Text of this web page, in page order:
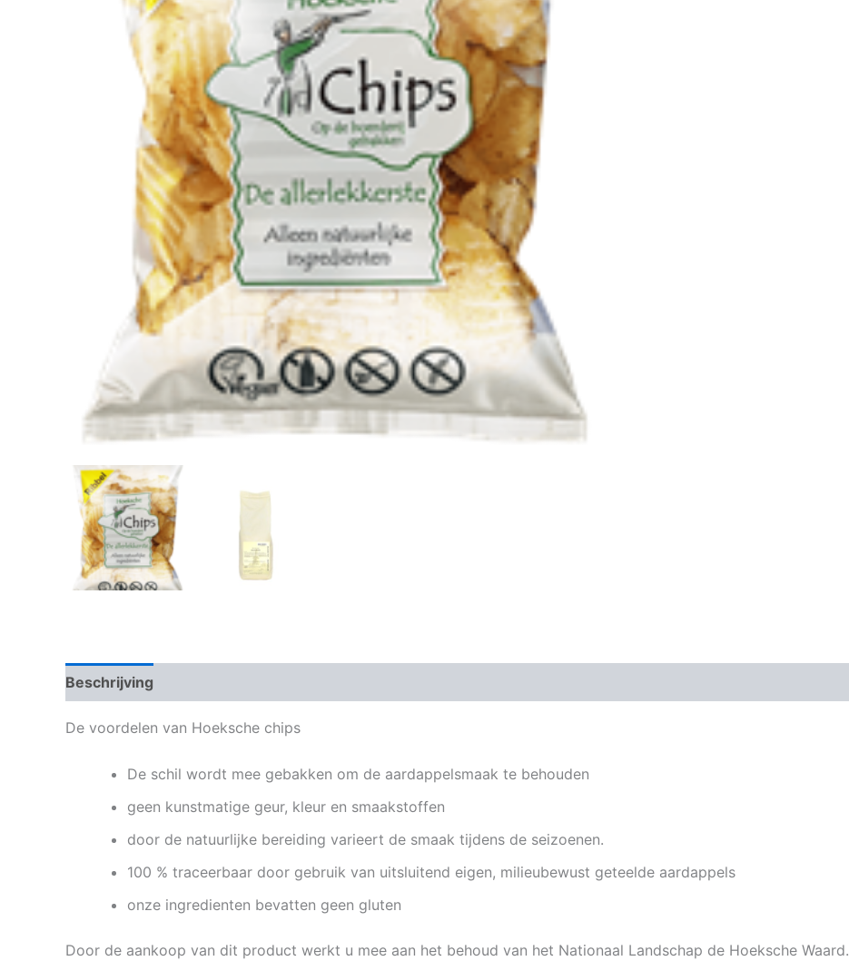
Beschrijving
De voordelen van Hoeksche chips
De schil wordt mee gebakken om de aardappelsmaak te behouden
geen kunstmatige geur, kleur en smaakstoffen
door de natuurlijke bereiding varieert de smaak tijdens de seizoenen.
100 % traceerbaar door gebruik van uitsluitend eigen, milieubewust geteelde aardappels
onze ingredienten bevatten geen gluten
Door de aankoop van dit product werkt u mee aan het behoud van het Nationaal Landschap de Hoeksche Waard.